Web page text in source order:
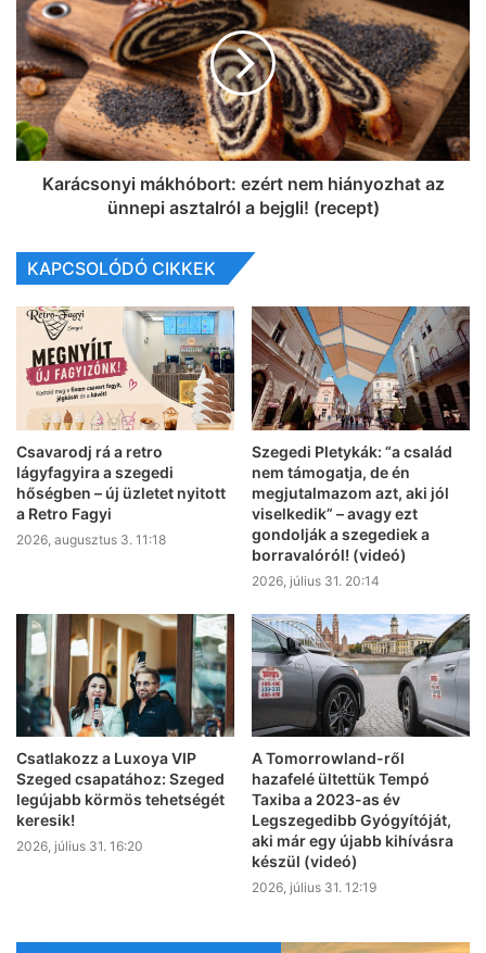
Karácsonyi mákhóbort: ezért nem hiányozhat az
ünnepi asztalról a bejgli! (recept)
KAPCSOLÓDÓ CIKKEK
Csavarodj rá a retro
lágyfagyira a szegedi
hőségben – új üzletet nyitott
a Retro Fagyi
2026, augusztus 3. 11:18
Szegedi Pletykák: “a család
nem támogatja, de én
megjutalmazom azt, aki jól
viselkedik” – avagy ezt
gondolják a szegediek a
borravalóról! (videó)
2026, július 31. 20:14
Csatlakozz a Luxoya VIP
Szeged csapatához: Szeged
legújabb körmös tehetségét
keresik!
2026, július 31. 16:20
A Tomorrowland-ről
hazafelé ültettük Tempó
Taxiba a 2023-as év
Legszegedibb Gyógyítóját,
aki már egy újabb kihívásra
készül (videó)
2026, július 31. 12:19